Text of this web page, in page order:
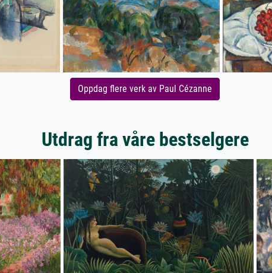
Oppdag flere verk av Paul Cézanne
Utdrag fra våre bestselgere